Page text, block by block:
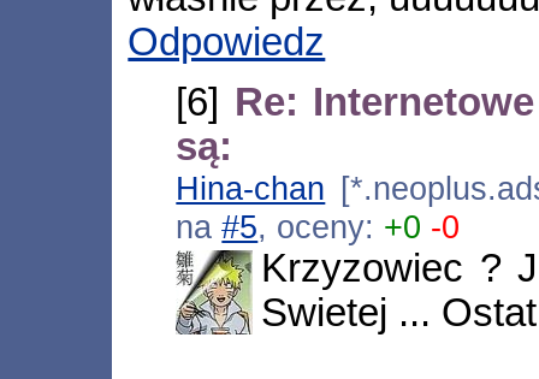
Odpowiedz
[6] Re:
są:
Hina-chan
na#5, oceny: +0 -0
Krzyzowiec ?
Swietej ...